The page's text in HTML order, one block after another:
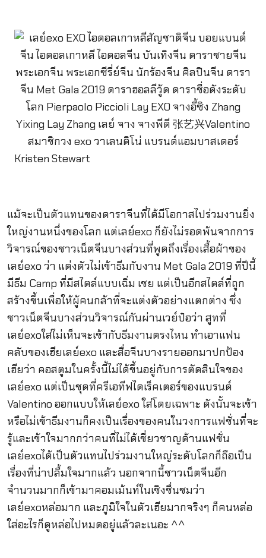
Kristen Stewart
แม้จะเป็นตัวแทนของดาราจีนที่ได้มีโอกาสไปร่วมงานยิ่ง
ใหญ่งานหนึ่งของโลก แต่เลย์exo ก็ยังไม่รอดพ้นจากการ
วิจารณ์ของชาวเน็ตจีนบางส่วนที่พูดถึงเรื่องเสื้อผ้าของ
เลย์exo ว่า แต่งตัวไม่เข้าธีมกับงาน Met Gala 2019 ที่ปีนี้
มีธีม Camp ที่มีสไตล์แบบเฉิ่ม เชย แต่เป็นอีกสไตล์ที่ถูก
สร้างขึ้นเพื่อให้ผู้คนกล้าที่จะแต่งตัวอย่างแตกต่าง ซึ่ง
ชาวเน็ตจีนบางส่วนวิจารณ์กันผ่านเวย์ป๋อว่า สูทที่
เลย์exoใส่ไม่เห็นจะเข้ากับธีมงานตรงไหน ทำเอาแฟน
คลับของเฮียเลย์exo และสื่อจีนบางรายออกมาปกป้อง
เฮียว่า คอสตูมในครั้งนี้ไม่ได้ขึ้นอยู่กับการตัดสินใจของ
เลย์exo แต่เป็นชุดที่ครีเอทีฟไดเร็คเตอร์ของแบรนด์
Valentino ออกแบบให้เลย์exo ใส่โดยเฉพาะ ดังนั้นจะเข้า
หรือไม่เข้าธีมงานก็คงเป็นเรื่องของคนในวงการแฟชั่นที่จะ
รู้และเข้าใจมากกว่าคนที่ไม่ได้เชี่ยวชาญด้านแฟชั่น
เลย์exoได้เป็นตัวแทนไปร่วมงานใหญ่ระดับโลกก็ถือเป็น
เรื่องที่น่าปลื้มใจมากแล้ว นอกจากนี้ชาวเน็ตจีนอีก
จำนวนมากก็เข้ามาคอมเม้นท์ในเชิงชื่นชมว่า
เลย์exoหล่อมาก และภูมิใจในตัวเฮียมากจริงๆ ก็คนหล่อ
ใส่อะไรก็ดูหล่อไปหมดอยู่แล้วละเนอะ ^^